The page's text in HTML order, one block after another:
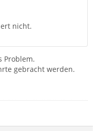
nicht.
Problem.
gebracht werden.